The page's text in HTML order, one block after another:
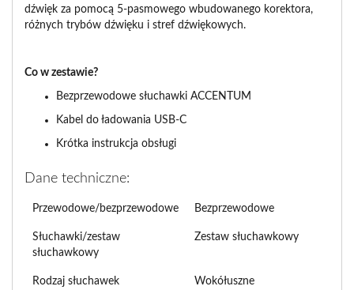
dźwięk za pomocą 5-pasmowego wbudowanego korektora,
różnych trybów dźwięku i stref dźwiękowych.
Co w zestawie?
Bezprzewodowe słuchawki ACCENTUM
Kabel do ładowania USB-C
Krótka instrukcja obsługi
Dane techniczne:
Przewodowe/bezprzewodowe Bezprzewodowe
Słuchawki/zestaw
słuchawkowy
Zestaw słuchawkowy
Rodzaj słuchawek Wokółuszne